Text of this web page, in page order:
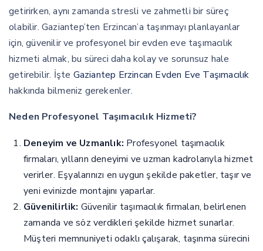
getirirken, aynı zamanda stresli ve zahmetli bir süreç
olabilir. Gaziantep’ten Erzincan’a taşınmayı planlayanlar
için, güvenilir ve profesyonel bir evden eve taşımacılık
hizmeti almak, bu süreci daha kolay ve sorunsuz hale
getirebilir. İşte Gaziantep Erzincan Evden Eve Taşımacılık
hakkında bilmeniz gerekenler.
Neden Profesyonel Taşımacılık Hizmeti?
Deneyim ve Uzmanlık: Profesyonel taşımacılık
firmaları, yılların deneyimi ve uzman kadrolarıyla hizmet
verirler. Eşyalarınızı en uygun şekilde paketler, taşır ve
yeni evinizde montajını yaparlar.
Güvenilirlik: Güvenilir taşımacılık firmaları, belirlenen
zamanda ve söz verdikleri şekilde hizmet sunarlar.
Müşteri memnuniyeti odaklı çalışarak, taşınma sürecini